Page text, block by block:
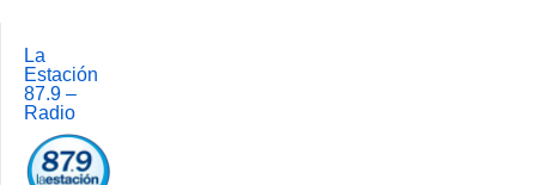
La
Estación
87.9 –
Radio